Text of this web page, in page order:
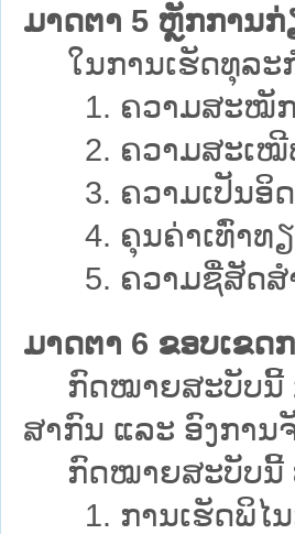
ມາດຕາ 5 ຫຼັກການກ່
ໃນການເຮັດທຸລະກ
1. ຄວາມສະໝັກ
2. ຄວາມສະເໝີ
3. ຄວາມເປັນອິດ
4. ຄຸນຄ່າເທົ່າທຽ
5. ຄວາມຊື່ສັດສຳ
ມາດຕາ 6 ຂອບເຂ
ກົດໝາຍສະບັບນີ້ ນ
ສາກົນ ແລະ ອົງການ
ກົດໝາຍສະບັບນີ້
1. ການເຮັດພິໄນ